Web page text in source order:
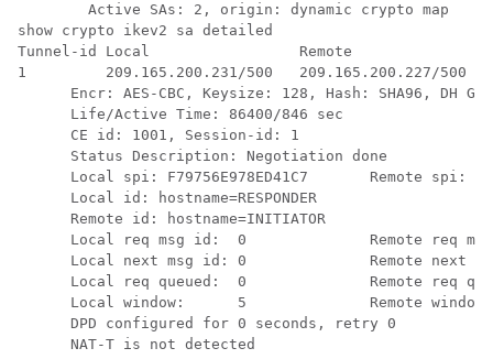
        Active SAs: 2, origin: dynamic crypto map
show crypto ikev2 sa detailed
Tunnel-id Local                 Remote
1         209.165.200.231/500	209.165.200.227/500	 (none)/(none)			 													 READY
Encr: AES-CBC, Keysize: 128, Hash: SHA96, DH
      Life/Active Time: 86400/846 sec
      CE id: 1001, Session-id: 1
      Status Description: Negotiation done
Local spi: F79756E978ED41C7       Remote spi:
      Local id: hostname=RESPONDER
      Remote id: hostname=INITIATOR
Local req msg id:  0              Remote req
Local next msg id: 0              Remote next
Local req queued:  0              Remote req
Local window:      5              Remote
      DPD configured for 0 seconds, retry 0
      NAT-T is not detected